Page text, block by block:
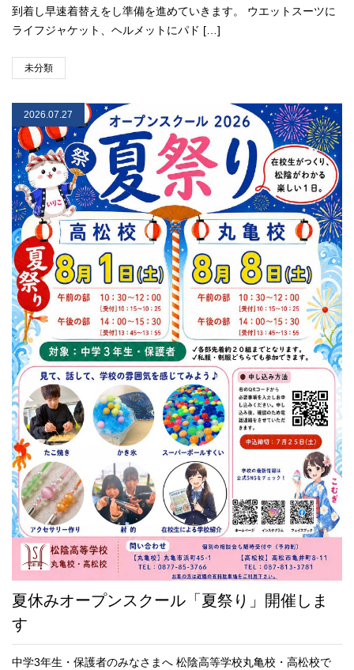
到着し早速着替えをし準備を進めていきます。 ウエットスーツに
ライフジャケット、ヘルメットにパド […]
未分類
2026.07.27
夏休みオープンスクール「夏祭り」開催しま
す
中学3年生・保護者のみなさまへ 松陰高等学校丸亀校・高松校で